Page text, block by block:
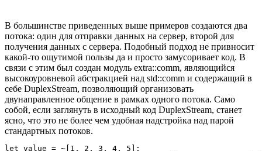
В большинстве приведенных выше примеров создаются два
потока: один для отправки данных на сервер, второй для
получения данных с сервера. Подобный подход не привносит
какой-то ощутимой пользы да и просто замусоривает код. В
связи с этим был создан модуль extra::comm, являющийся
высокоуровневой абстракцией над std::comm и содержащий в
себе DuplexStream, позволяющий организовать
двунаправленное общение в рамках одного потока. Само
собой, если заглянуть в исходный код DuplexStream, станет
ясно, что это не более чем удобная надстройка над парой
стандартных потоков.
let value = ~[1, 2, 3, 4, 5];